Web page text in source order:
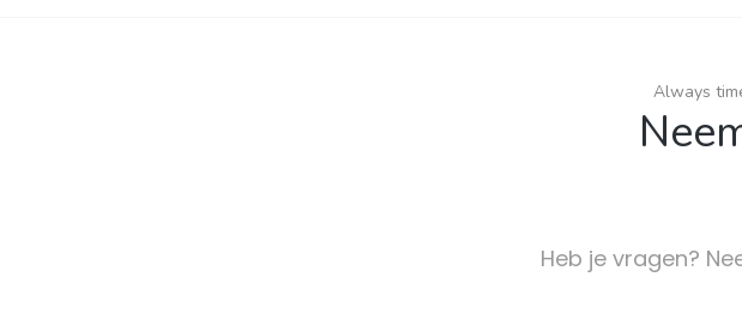
Always
Heb je vragen?